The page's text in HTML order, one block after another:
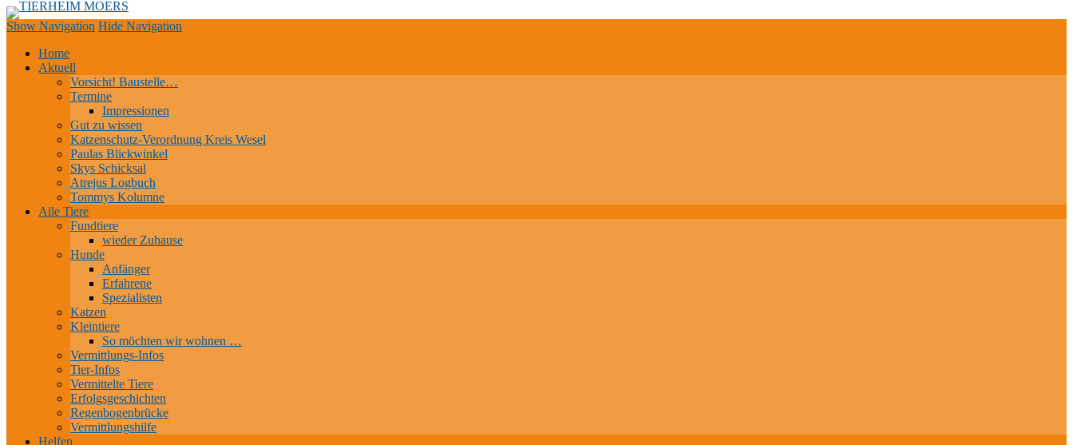
Tierheim | Hundepension | Tierschutz | Moers
Show Navigation Hide Navigation
Home
Aktuell
Vorsicht! Baustelle…
Termine
Impressionen
Gut zu wissen
Katzenschutz-Verordnung Kreis Wesel
Paulas Blickwinkel
Skys Schicksal
Atrejus Logbuch
Tommys Kolumne
Alle Tiere
Fundtiere
wieder Zuhause
Hunde
Anfänger
Erfahrene
Spezialisten
Katzen
Kleintiere
So möchten wir wohnen …
Vermittlungs-Infos
Tier-Infos
Vermittelte Tiere
Erfolgsgeschichten
Regenbogenbrücke
Vermittlungshilfe
Helfen